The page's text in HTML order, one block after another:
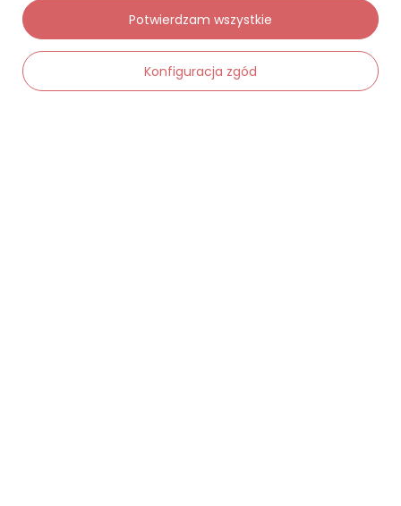
Moje zamówienia
Status zamówienia
Konfiguracja zgód
Potwierdzam wszystkie